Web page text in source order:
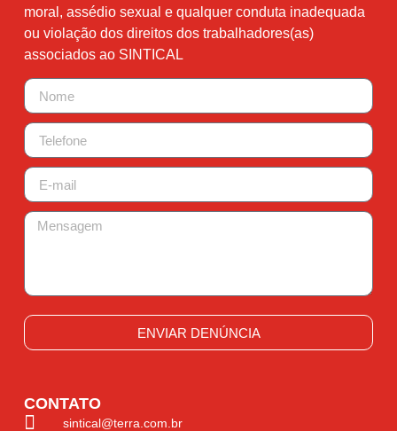
moral, assédio sexual e qualquer conduta inadequada
ou violação dos direitos dos trabalhadores(as)
associados ao SINTICAL
ENVIAR DENÚNCIA
CONTATO
sintical@terra.com.br